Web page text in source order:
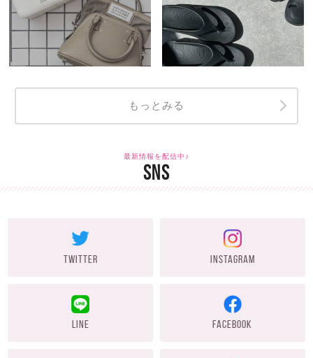
もっとみる
最新情報を配信中♪
SNS
TWITTER INSTAGRAM
LINE FACEBOOK